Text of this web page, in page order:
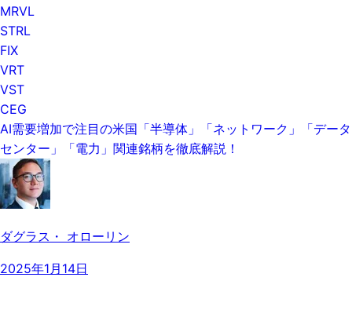
MRVL
STRL
FIX
VRT
VST
CEG
AI需要増加で注目の米国「半導体」「ネットワーク」「データ
センター」「電力」関連銘柄を徹底解説！
ダグラス・ オローリン
2025年1月14日